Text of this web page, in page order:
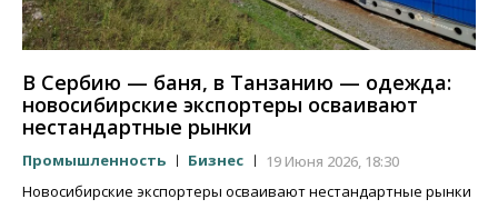
В Сербию — баня, в Танзанию — одежда:
новосибирские экспортеры осваивают
нестандартные рынки
Промышленность Бизнес
19 Июня 2026, 18:30
Новосибирские экспортеры осваивают нестандартные рынки